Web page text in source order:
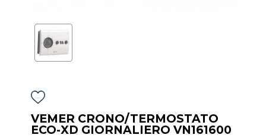
VEMER CRONO/TERMOSTATO
ECO-XD GIORNALIERO VN161600